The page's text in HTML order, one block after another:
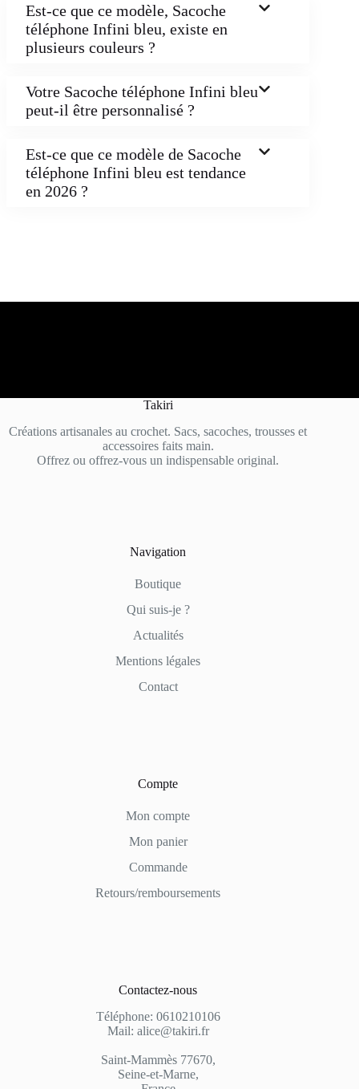
Est-ce que ce modèle, Sacoche
téléphone Infini bleu, existe en
plusieurs couleurs ?
Votre Sacoche téléphone Infini bleu
peut-il être personnalisé ?
Est-ce que ce modèle de Sacoche
téléphone Infini bleu est tendance
en 2026 ?
Takiri
Créations artisanales au crochet. Sacs, sacoches, trousses et
accessoires faits main.
Offrez ou offrez-vous un indispensable original.
Navigation
Boutique
Qui suis-je ?
Actualités
Mentions légales
Contact
Compte
Mon compte
Mon panier
Commande
Retours/remboursements
Contactez-nous
Téléphone: 0610210106
Mail: alice@takiri.fr
Saint-Mammès 77670,
Seine-et-Marne,